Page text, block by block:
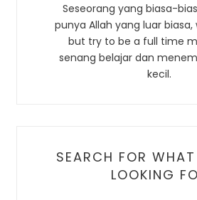
Seseorang yang biasa-
punya Allah yang luar
but try to be a full time
senang belajar dan
kecil.
SEARCH FOR
LOOKING